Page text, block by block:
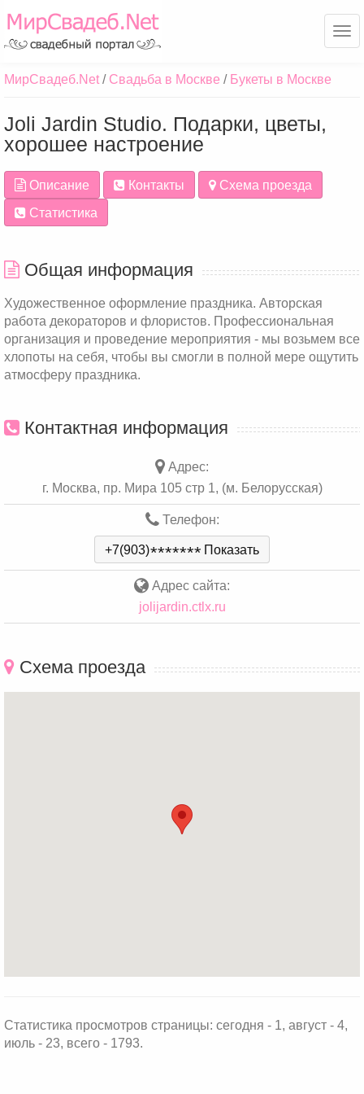
МирСвадеб.Net Свадьба в Москве Букеты в Москве
Joli Jardin Studio. Подарки, цветы,
хорошее настроение
Описание Контакты
Схема проезда
Статистика
Общая информация
Художественное оформление праздника. Авторская
работа декораторов и флористов. Профессиональная
организация и проведение мероприятия - мы возьмем все
хлопоты на себя, чтобы вы смогли в полной мере ощутить
атмосферу праздника.
Контактная информация
Адрес:
г. Москва, пр. Мира 105 стр 1, (м. Белорусская)
Телефон:
+7(903)******* Показать
Адрес сайта:
jolijardin.ctlx.ru
Схема проезда
Статистика просмотров страницы: сегодня - 1, август - 4,
июль - 23, всего - 1793.